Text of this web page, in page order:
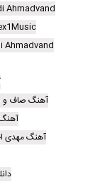
Ahmadvand
Ahmadvand
آهنگ صاف و
آهنگ مهدی